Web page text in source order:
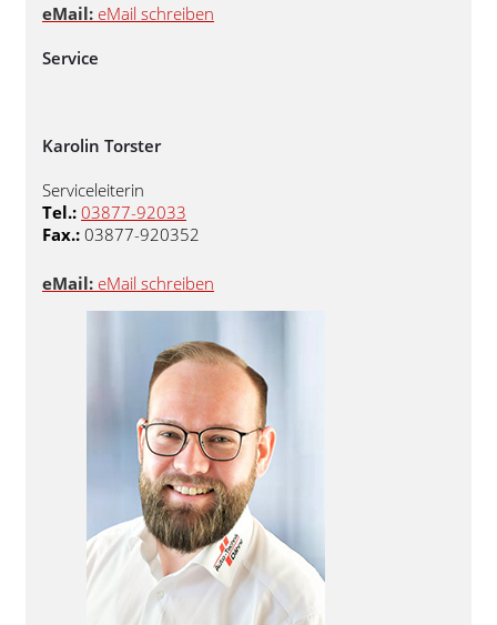
eMail: eMail schreiben
Service
Karolin Torster
Serviceleiterin
Tel.: 03877-92033
Fax.: 03877-920352
eMail: eMail schreiben